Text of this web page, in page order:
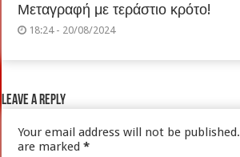
Μεταγραφή με τεράστιο κρότο!
18:24 - 20/08/2024
Leave a Reply
Your email address will not be published.
are marked*